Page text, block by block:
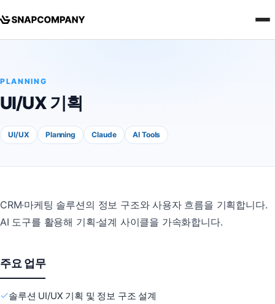
PLANNING
UI/UX 기획
UI/UX Planning Claude AI Tools
CRM·마케팅 솔루션의 정보 구조와 사용자 흐름을 기획합니다.
AI 도구를 활용해 기획·설계 사이클을 가속화합니다.
주요 업무
솔루션 UI/UX 기획 및 정보 구조 설계